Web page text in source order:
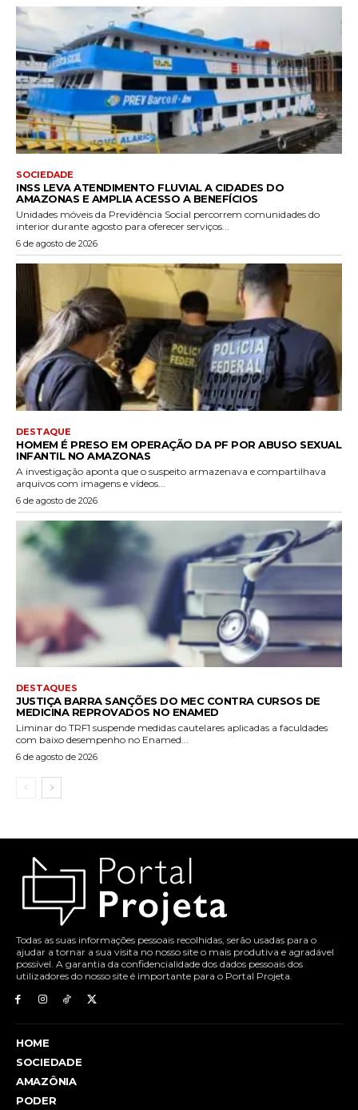
SOCIEDADE
INSS LEVA ATENDIMENTO FLUVIAL A CIDADES DO
AMAZONAS E AMPLIA ACESSO A BENEFÍCIOS
Unidades móveis da Previdência Social percorrem comunidades do
interior durante agosto para oferecer serviços...
6 de agosto de 2026
DESTAQUE
HOMEM É PRESO EM OPERAÇÃO DA PF POR ABUSO SEXUAL
INFANTIL NO AMAZONAS
A investigação aponta que o suspeito armazenava e compartilhava
arquivos com imagens e vídeos...
6 de agosto de 2026
DESTAQUES
JUSTIÇA BARRA SANÇÕES DO MEC CONTRA CURSOS DE
MEDICINA REPROVADOS NO ENAMED
Liminar do TRF1 suspende medidas cautelares aplicadas a faculdades
com baixo desempenho no Enamed...
6 de agosto de 2026
Todas as suas informações pessoais recolhidas, serão usadas para o
ajudar a tornar a sua visita no nosso site o mais produtiva e agradável
possível. A garantia da confidencialidade dos dados pessoais dos
utilizadores do nosso site é importante para o Portal Projeta.
HOME
SOCIEDADE
AMAZÔNIA
PODER